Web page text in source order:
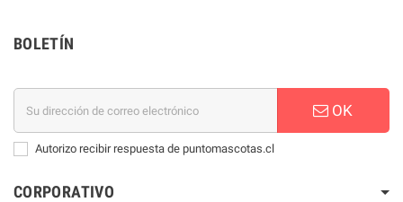
BOLETÍN
OK
Autorizo recibir respuesta de puntomascotas.cl
CORPORATIVO